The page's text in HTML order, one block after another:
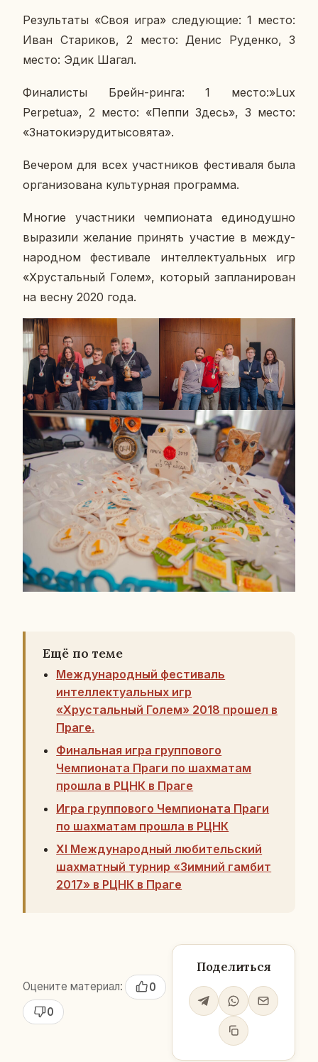
Ре­зуль­та­ты «Своя игра» сле­ду­ю­щие: 1 место:
Иван Ста­ри­ков, 2 место: Денис Ру­ден­ко, 3
место: Эдик Шагал.
Фи­на­ли­сты Брейн-ринга: 1 место:»Lux
Perpetua», 2 место: «Пеппи Здесь», 3 место:
«Зна­то­ки­э­ру­ди­ты­со­вя­та».
Ве­че­ром для всех участ­ни­ков фе­сти­ва­ля была
ор­га­ни­зо­ва­на куль­тур­ная про­грам­ма.
Многие участ­ни­ки чем­пи­о­на­та еди­но­душ­но
вы­ра­зи­ли же­ла­ние при­нять уча­стие в меж­ду­
на­род­ном фе­сти­ва­ле ин­тел­лек­ту­аль­ных игр
«Хру­сталь­ный Голем», ко­то­рый за­пла­ни­ро­ван
на весну 2020 года.
Ещё по теме
Международный фестиваль
интеллектуальных игр
«Хрустальный Голем» 2018 прошел в
Праге.
Финальная игра группового
Чемпионата Праги по шахматам
прошла в РЦНК в Праге
Игра группового Чемпионата Праги
по шахматам прошла в РЦНК
XI Международный любительский
шахматный турнир «Зимний гамбит
2017» в РЦНК в Праге
Оцените материал:
0
0
Поделиться